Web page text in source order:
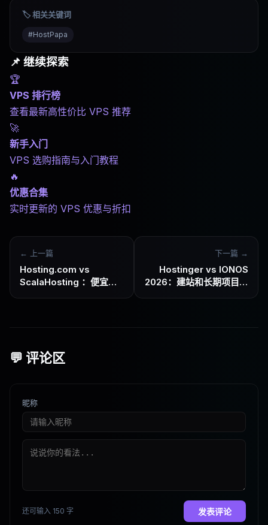
🏷️ 相关关键词
#HostPapa
📌 继续探索
🏆
VPS 排行榜
查看最新高性价比 VPS 推荐
🚀
新手入门
VPS 选购指南与入门教程
🔥
优惠合集
实时更新的 VPS 优惠与折扣
← 上一篇
Hosting.com vs
ScalaHosting ：便宜好
下一篇 →
Hostinger vs IONOS
2026：建站和长期项目该
💬 评论区
昵称
还可输入 150 字 发表评论